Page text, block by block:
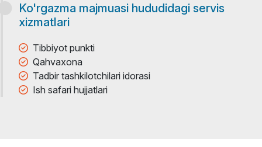
Ko'rgazma majmuasi hududidagi servis
xizmatlari
Tibbiyot punkti
Qahvaxona
Tadbir tashkilotchilari idorasi
Ish safari hujjatlari